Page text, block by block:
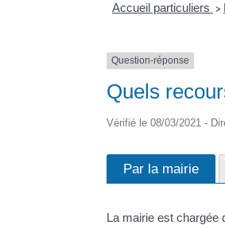
Accueil particuliers >
Question-réponse
Quels
Vérifié le 08/03/2021 -
Par la mairie
La mairie est chargée